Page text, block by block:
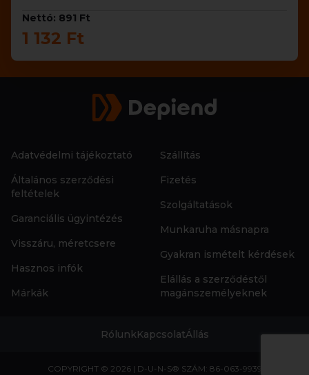
Nettó: 891 Ft
1 132 Ft
Adatvédelmi tájékoztató
Általános szerződési
feltételek
Garanciális ügyintézés
Visszáru, méretcsere
Hasznos infók
Márkák
Szállítás
Fizetés
Szolgáltatások
Munkaruha másnapra
Gyakran ismételt kérdések
Elállás a szerződéstől
magánszemélyeknek
RólunkKapcsolatÁllás
COPYRIGHT © 2026 | D-U-N-S® SZÁM: 86-063-9939